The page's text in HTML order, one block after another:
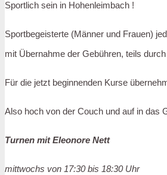
Sportlich sein in Hohenleimbach !
Sportbegeisterte (Männer und Frauen)
mit Übernahme der Gebühren, teils
Für die jetzt beginnenden Kurse
Also hoch von der Couch und auf in das
Turnen mit Eleonore Nett
mittwochs von 17:30 bis 18:30 Uhr